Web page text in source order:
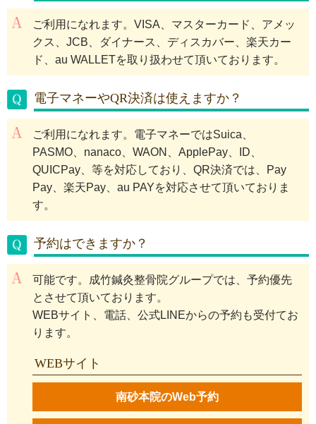
ご利用になれます。VISA、マスターカード、アメッ
クス、JCB、ダイナース、ディスカバー、楽天カー
ド、au WALLETを取り扱わせて頂いております。
電子マネーやQR決済は使えますか？
ご利用になれます。電子マネーではSuica、
PASMO、nanaco、WAON、ApplePay、ID、
QUICPay、等を対応しており、QR決済では、Pay
Pay、楽天Pay、au PAYを対応させて頂いておりま
す。
予約はできますか？
可能です。成竹鍼灸整骨院グループでは、予約優先
とさせて頂いております。
WEBサイト、電話、公式LINEからの予約も受付てお
ります。
WEBサイト
南砂本院のWeb予約